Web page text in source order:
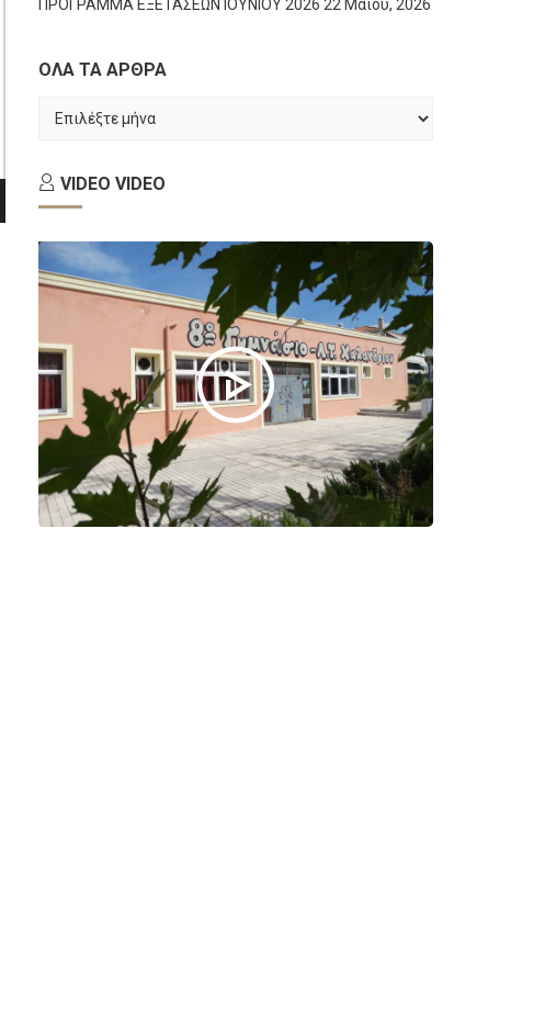
ΠΡΟΓΡΑΜΜΑ ΕΞΕΤΑΣΕΩΝ ΙΟΥΝΙΟΥ 2026 22 Μαΐου, 2026
ΟΛΑ ΤΑ ΑΡΘΡΑ
ΤΑ
VIDEO VIDEO